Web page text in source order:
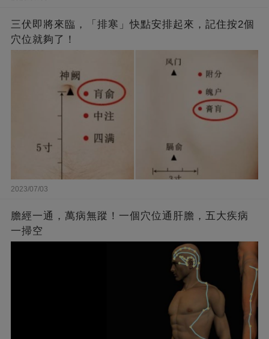
三伏即將來臨，「排寒」快點安排起來，記住按2個
穴位就夠了！
2023/07/03
膽經一通，萬病無蹤！一個穴位通肝膽，五大疾病
一掃空